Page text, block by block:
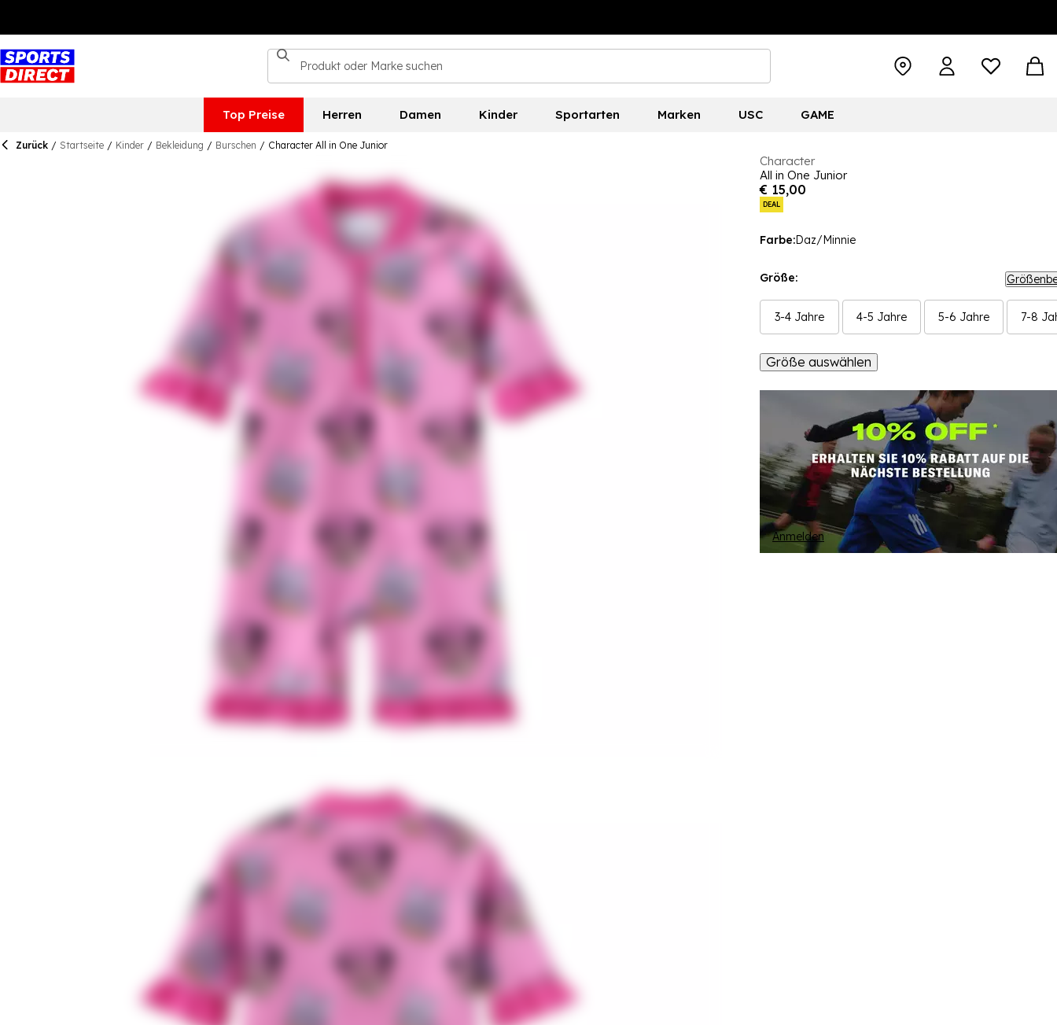
Top Preise Herren Damen Kinder Sportarten Marken USC GAME
Zurück / Startseite / Kinder / Bekleidung / Burschen / Character All in One Junior
Character
All in One Junior
€ 15,00
DEAL
Farbe:Daz/Minnie
Größe:
3-4 Jahre 4-5 Jahre 5-6 Jahre 7-8
Größe auswählen
Anmelden